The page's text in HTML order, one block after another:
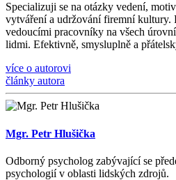
Specializuji se na otázky vedení,
vytváření a udržování firemní kultury.
vedoucími pracovníky na všech
lidmi. Efektivně, smysluplně a
více o autorovi
články autora
Mgr. Petr Hlušička
Odborný psycholog zabývající se
psychologií v oblasti lidských zdrojů.